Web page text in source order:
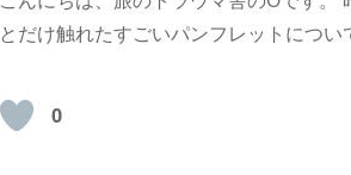
とだけ触れたすごいパンフレットについ
0